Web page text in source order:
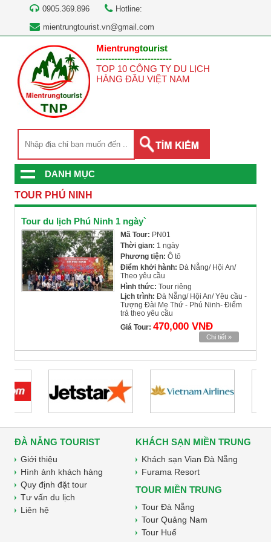
0905.369.896
Hotline:
mientrungtourist.vn@gmail.com
Mientrungtourist
-------------------------
TOP 10 CÔNG TY DU LỊCH
HÀNG ĐẦU VIỆT NAM
DANH MỤC
TOUR PHÚ NINH
Tour du lịch Phú Ninh 1 ngày`
Mã Tour: PN01
Thời gian: 1 ngày
Phương tiện: Ô tô
Điểm khởi hành: Đà Nẵng/ Hội An/
Theo yêu cầu
Hình thức: Tour riêng
Lịch trình: Đà Nẵng/ Hội An/ Yêu cầu -
Tượng Đài Mẹ Thứ - Phú Ninh- Điểm
trả theo yêu cầu
Giá Tour: 470,000 VNĐ
Chi tiết »
ĐÀ NẴNG TOURIST
Giới thiệu
Hình ảnh khách hàng
Quy định đặt tour
Tư vấn du lịch
Liên hệ
KHÁCH SẠN MIỀN TRUNG
Khách sạn Vian Đà Nẵng
Furama Resort
TOUR MIỀN TRUNG
Tour Đà Nẵng
Tour Quảng Nam
Tour Huế